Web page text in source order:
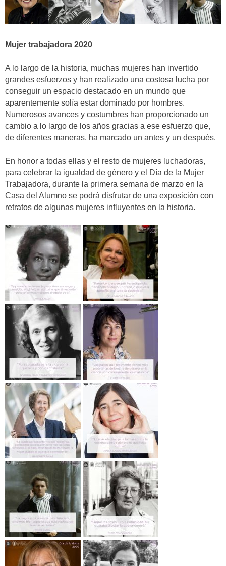
Mujer trabajadora 2020
A lo largo de la historia, muchas mujeres han invertido
grandes esfuerzos y han realizado una costosa lucha por
conseguir un espacio destacado en un mundo que
aparentemente solía estar dominado por hombres.
Numerosos avances y costumbres han proporcionado un
cambio a lo largo de los años gracias a ese esfuerzo que,
de diferentes maneras, ha marcado un antes y un después.
En honor a todas ellas y el resto de mujeres luchadoras,
para celebrar la igualdad de género y el Día de la Mujer
Trabajadora, durante la primera semana de marzo en la
Casa del Alumno se podrá disfrutar de una exposición con
retratos de algunas mujeres influyentes en la historia.